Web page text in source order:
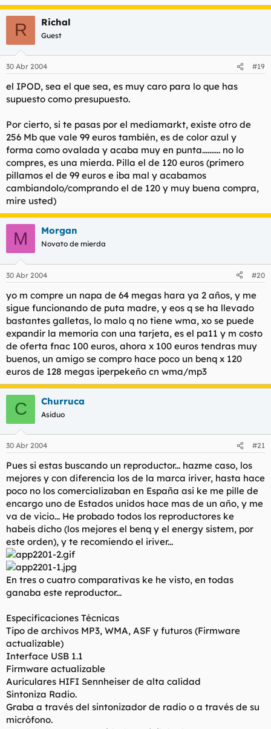
R Richal
Guest
30 Abr 2004 #19
el IPOD, sea el que sea, es muy caro para lo que has
supuesto como presupuesto.
Por cierto, si te pasas por el mediamarkt, existe otro de
256 Mb que vale 99 euros también, es de color azul y
forma como ovalada y acaba muy en punta.......... no lo
compres, es una mierda. Pilla el de 120 euros (primero
pillamos el de 99 euros e iba mal y acabamos
cambiandolo/comprando el de 120 y muy buena compra,
mire usted)
M Morgan
Novato de mierda
30 Abr 2004 #20
yo m compre un napa de 64 megas hara ya 2 años, y me
sigue funcionando de puta madre, y eos q se ha llevado
bastantes galletas, lo malo q no tiene wma, xo se puede
expandir la memoria con una tarjeta, es el pa11 y m costo
de oferta fnac 100 euros, ahora x 100 euros tendras muy
buenos, un amigo se compro hace poco un benq x 120
euros de 128 megas iperpekeño cn wma/mp3
C Churruca
Asiduo
30 Abr 2004 #21
Pues si estas buscando un reproductor... hazme caso, los
mejores y con diferencia los de la marca iriver, hasta hace
poco no los comercializaban en España asi ke me pille de
encargo uno de Estados unidos hace mas de un año, y me
va de vicio... He probado todos los reproductores ke
habeis dicho (los mejores el benq y el energy sistem, por
este orden), y te recomiendo el iriver...
En tres o cuatro comparativas ke he visto, en todas
ganaba este reproductor...
Especificaciones Técnicas
Tipo de archivos MP3, WMA, ASF y futuros (Firmware
actualizable)
Interface USB 1.1
Firmware actualizable
Auriculares HIFI Sennheiser de alta calidad
Sintoniza Radio.
Graba a través del sintonizador de radio o a través de su
micrófono.